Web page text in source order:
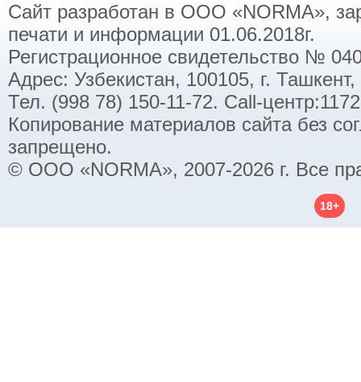
Сайт разработан в ООО «NORMA»,
печати и информации 01.06.2018г.
Регистрационное свидетельство №
Адрес: Узбекистан, 100105, г.
Тел. (998 78) 150-11-72. Call-
Копирование материалов сайта без
запрещено.
© ООО «NORMA», 2007-2026 г. Все
18+